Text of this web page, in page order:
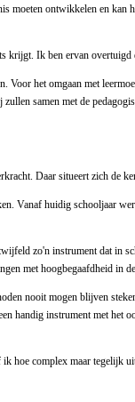
ontwikkelen en
Ik ben ervan
het omgaan met
samen met de
Daar situeert zich de
huidig schooljaar
zo'n instrument dat in
met hoogbegaafdheid in
nooit mogen blijven
handig instrument met
hoe complex maar